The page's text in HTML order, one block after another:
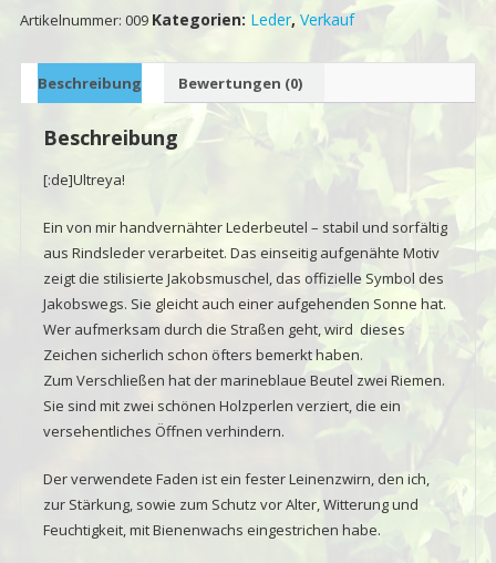
Artikelnummer: 009 Kategorien: Leder, Verkauf
Beschreibung Bewertungen (0)
Beschreibung
[:de]Ultreya!
Ein von mir handvernähter Lederbeutel – stabil und sorfältig
aus Rindsleder verarbeitet. Das einseitig aufgenähte Motiv
zeigt die stilisierte Jakobsmuschel, das offizielle Symbol des
Jakobswegs. Sie gleicht auch einer aufgehenden Sonne hat.
Wer aufmerksam durch die Straßen geht, wird dieses
Zeichen sicherlich schon öfters bemerkt haben.
Zum Verschließen hat der marineblaue Beutel zwei Riemen.
Sie sind mit zwei schönen Holzperlen verziert, die ein
versehentliches Öffnen verhindern.
Der verwendete Faden ist ein fester Leinenzwirn, den ich,
zur Stärkung, sowie zum Schutz vor Alter, Witterung und
Feuchtigkeit, mit Bienenwachs eingestrichen habe.